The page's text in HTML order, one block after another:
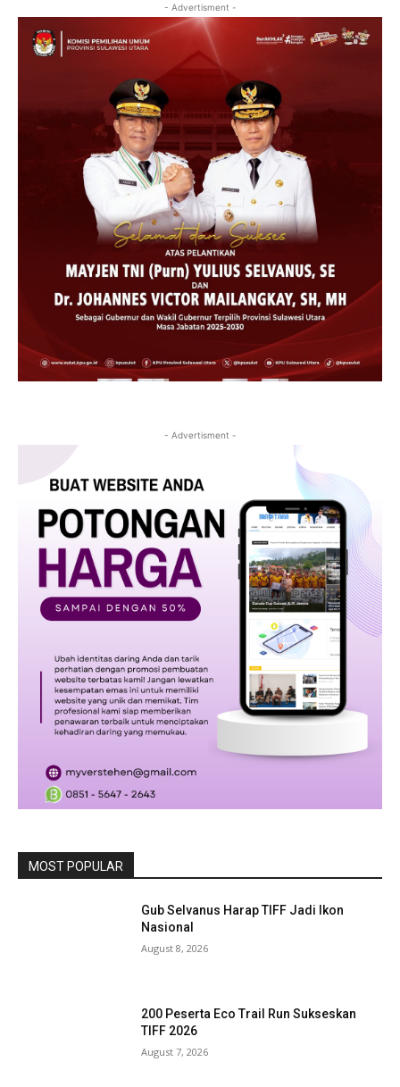
- Advertisment -
- Advertisment -
MOST POPULAR
Gub Selvanus Harap TIFF Jadi Ikon
Nasional
August 8, 2026
200 Peserta Eco Trail Run Sukseskan
TIFF 2026
August 7, 2026